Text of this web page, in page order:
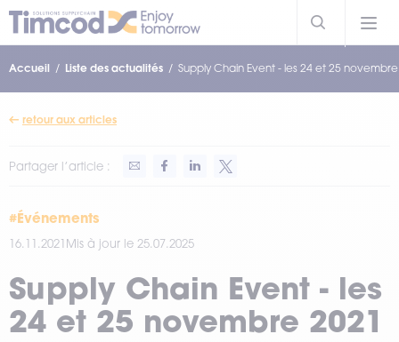
Accueil Liste des actualités Supply Chain Event - les 24 et 25
retour aux articles
Partager l’article :
#Événements
16.11.2021 Mis à jour le 25.07.2025
Supply Chain Event - les
24 et 25 novembre 2021